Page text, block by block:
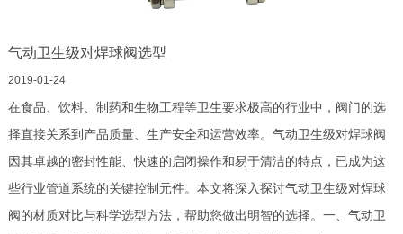
气动卫生级对焊球阀选型
2019-01-24
在食品、饮料、制药和生物工程等卫生要求极高的行业中，阀门的选
择直接关系到产品质量、生产安全和运营效率。气动卫生级对焊球阀
因其卓越的密封性能、快速的启闭操作和易于清洁的特点，已成为这
些行业管道系统的关键控制元件。本文将深入探讨气动卫生级对焊球
阀的材质对比与科学选型方法，帮助您做出明智的选择。一、气动卫